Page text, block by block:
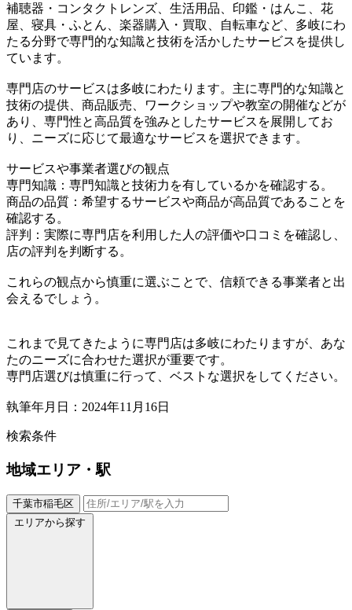
補聴器・コンタクトレンズ、生活用品、印鑑・はんこ、花
屋、寝具・ふとん、楽器購入・買取、自転車など、多岐にわ
たる分野で専門的な知識と技術を活かしたサービスを提供し
ています。
専門店のサービスは多岐にわたります。主に専門的な知識と
技術の提供、商品販売、ワークショップや教室の開催などが
あり、専門性と高品質を強みとしたサービスを展開してお
り、ニーズに応じて最適なサービスを選択できます。
サービスや事業者選びの観点
専門知識：専門知識と技術力を有しているかを確認する。
商品の品質：希望するサービスや商品が高品質であることを
確認する。
評判：実際に専門店を利用した人の評価や口コミを確認し、
店の評判を判断する。
これらの観点から慎重に選ぶことで、信頼できる事業者と出
会えるでしょう。
これまで見てきたように専門店は多岐にわたりますが、あな
たのニーズに合わせた選択が重要です。
専門店選びは慎重に行って、ベストな選択をしてください。
執筆年月日：2024年11月16日
検索条件
地域エリア・駅
千葉市稲毛区
エリアから探す